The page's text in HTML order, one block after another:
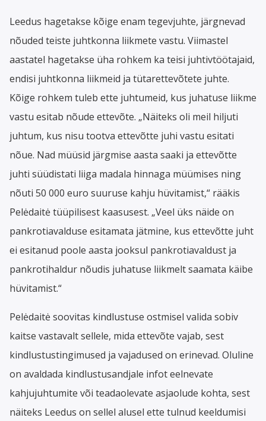
Leedus hagetakse kõige enam tegevjuhte, järgnevad
nõuded teiste juhtkonna liikmete vastu. Viimastel
aastatel hagetakse üha rohkem ka teisi juhtivtöötajaid,
endisi juhtkonna liikmeid ja tütarettevõtete juhte.
Kõige rohkem tuleb ette juhtumeid, kus juhatuse liikme
vastu esitab nõude ettevõte. „Näiteks oli meil hiljuti
juhtum, kus nisu tootva ettevõtte juhi vastu esitati
nõue. Nad müüsid järgmise aasta saaki ja ettevõtte
juhti süüdistati liiga madala hinnaga müümises ning
nõuti 50 000 euro suuruse kahju hüvitamist,“ rääkis
Pelėdaitė tüüpilisest kaasusest. „Veel üks näide on
pankrotiavalduse esitamata jätmine, kus ettevõtte juht
ei esitanud poole aasta jooksul pankrotiavaldust ja
pankrotihaldur nõudis juhatuse liikmelt saamata käibe
hüvitamist.“
Pelėdaitė soovitas kindlustuse ostmisel valida sobiv
kaitse vastavalt sellele, mida ettevõte vajab, sest
kindlustustingimused ja vajadused on erinevad. Oluline
on avaldada kindlustusandjale infot eelnevate
kahjujuhtumite või teadaolevate asjaolude kohta, sest
näiteks Leedus on sellel alusel ette tulnud keeldumisi